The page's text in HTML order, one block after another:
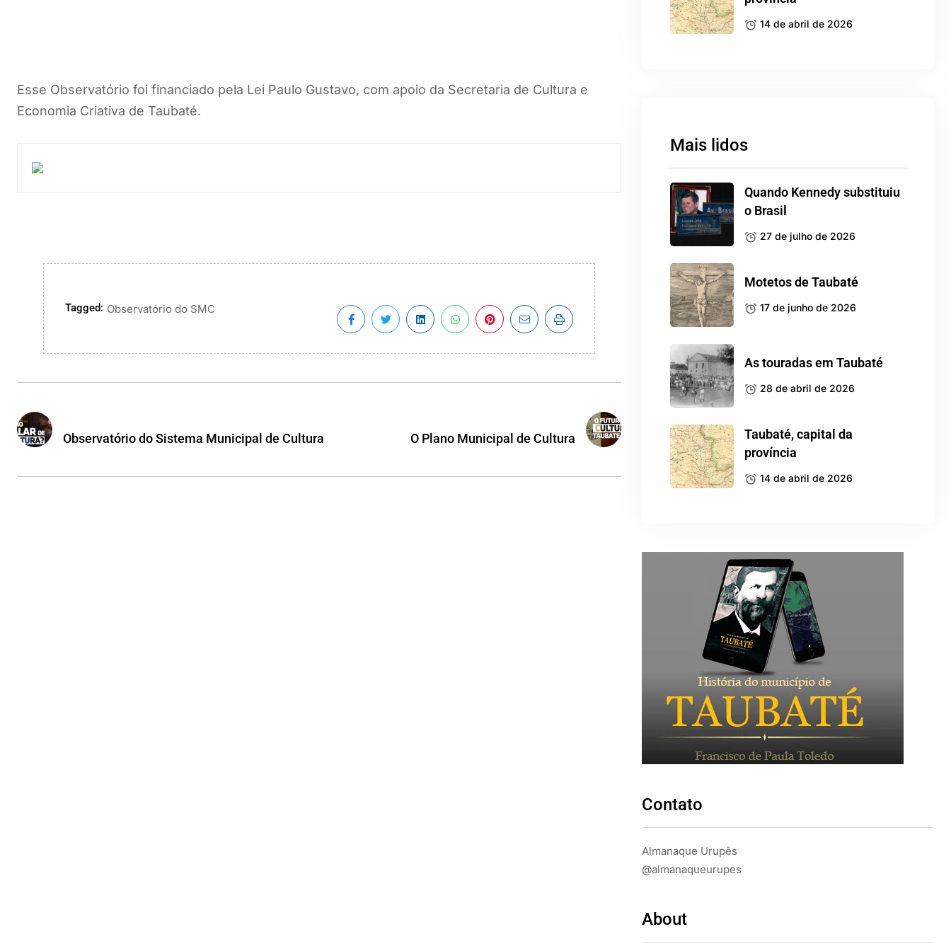
Esse Observatório foi financiado pela Lei Paulo Gustavo, com apoio da Secretaria de Cultura e
Economia Criativa de Taubaté.
Tagged: Observatório do SMC
Observatório do Sistema Municipal de Cultura O Plano Municipal de Cultura
14 de abril de 2026
Mais lidos
Quando Kennedy substituiu
o Brasil
27 de julho de 2026
Motetos de Taubaté
17 de junho de 2026
As touradas em Taubaté
28 de abril de 2026
Taubaté, capital da
província
14 de abril de 2026
Contato
Almanaque Urupês
@almanaqueurupes
About